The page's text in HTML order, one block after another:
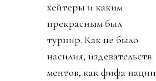
хейтеры и каким
прекрасным был
турнир. Как не было
насилия, издевательств
ментов, как фифа нации